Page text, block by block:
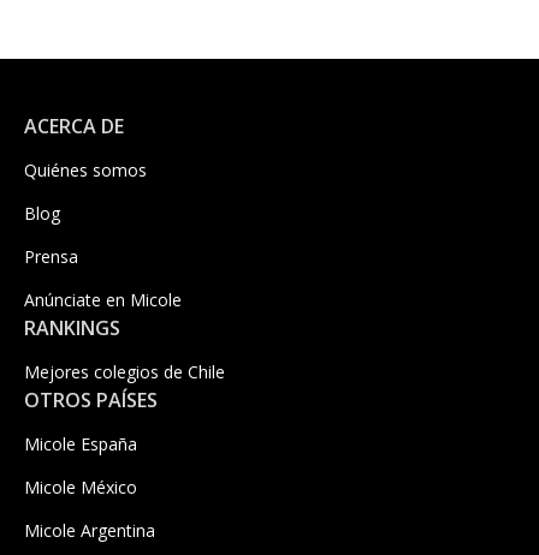
ACERCA DE
Quiénes somos
Blog
Prensa
Anúnciate en Micole
RANKINGS
Mejores colegios de Chile
OTROS PAÍSES
Micole España
Micole México
Micole Argentina